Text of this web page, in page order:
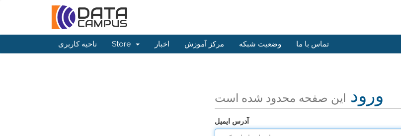
ناحیه کاربری Store اخبار مرکز آموزش وضعیت شبکه تماس با ما
ورود این صفحه محدود شده است
آدرس ایمیل